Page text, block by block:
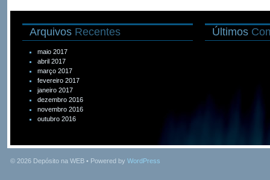
Arquivos Recentes
maio 2017
abril 2017
março 2017
fevereiro 2017
janeiro 2017
dezembro 2016
novembro 2016
outubro 2016
Últimos
© 2026 Depósito na WEB • Powered by WordPress